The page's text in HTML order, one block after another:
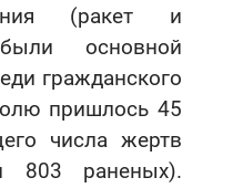
(ракет и
основной
гражданского
пришлось 45
числа жертв
803 раненых).